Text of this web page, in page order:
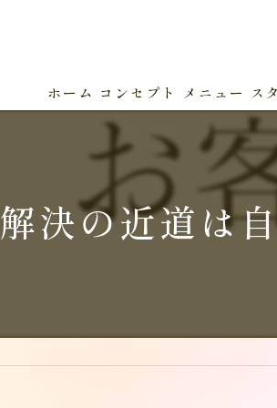
ホーム コンセプト メニュー
サービス
ス
解決の近道は